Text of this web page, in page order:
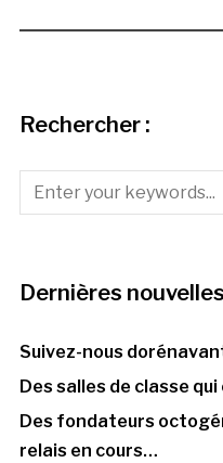
Rechercher :
Dernières
Suivez-nous
Des salles de classe
Des fondateurs
relais en cours…